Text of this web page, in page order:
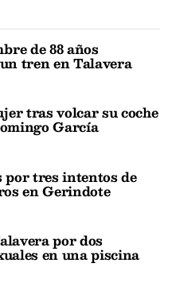
de 88 años
tren en Talavera
tras volcar su coche
García
por tres intentos de
en Gerindote
por dos
en una piscina